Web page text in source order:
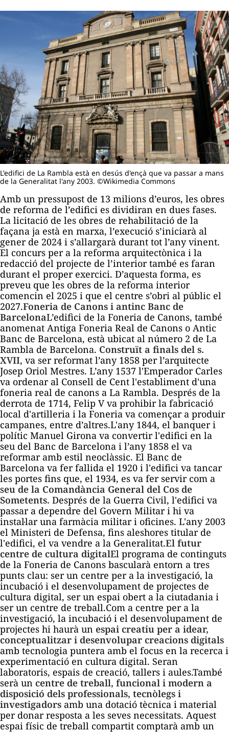
L'edifici de La Rambla està en desús d'ençà que va passar a mans
de la Generalitat l'any 2003. ©Wikimedia Commons
Amb un pressupost de 13 milions d’euros, les obres
de reforma de l’edifici es dividiran en dues fases.
La licitació de les obres de rehabilitació de la
façana ja està en marxa, l’execució s’iniciarà al
gener de 2024 i s’allargarà durant tot l’any vinent.
El concurs per a la reforma arquitectònica i la
redacció del projecte de l’interior també es faran
durant el proper exercici. D’aquesta forma, es
preveu que les obres de la reforma interior
comencin el 2025 i que el centre s’obri al públic el
2027.Foneria de Canons i antinc Banc de
BarcelonaL’edifici de la Foneria de Canons, també
anomenat Antiga Foneria Real de Canons o Antic
Banc de Barcelona, està ubicat al número 2 de La
Rambla de Barcelona. Construït a finals del s.
XVII, va ser reformat l’any 1858 per l’arquitecte
Josep Oriol Mestres. L’any 1537 l'Emperador Carles
va ordenar al Consell de Cent l'establiment d'una
foneria real de canons a La Rambla. Després de la
derrota de 1714, Felip V va prohibir la fabricació
local d'artilleria i la Foneria va començar a produir
campanes, entre d’altres.L'any 1844, el banquer i
polític Manuel Girona va convertir l'edifici en la
seu del Banc de Barcelona i l’any 1858 el va
reformar amb estil neoclàssic. El Banc de
Barcelona va fer fallida el 1920 i l'edifici va tancar
les portes fins que, el 1934, es va fer servir com a
seu de la Comandància General del Cos de
Sometents. Després de la Guerra Civil, l'edifici va
passar a dependre del Govern Militar i hi va
instal·lar una farmàcia militar i oficines. L'any 2003
el Ministeri de Defensa, fins aleshores titular de
l'edifici, el va vendre a la Generalitat.El futur
centre de cultura digitalEl programa de continguts
de la Foneria de Canons bascularà entorn a tres
punts clau: ser un centre per a la investigació, la
incubació i el desenvolupament de projectes de
cultura digital, ser un espai obert a la ciutadania i
ser un centre de treball.Com a centre per a la
investigació, la incubació i el desenvolupament de
projectes hi haurà un espai creatiu per a idear,
conceptualitzar i desenvolupar creacions digitals
amb tecnologia puntera amb el focus en la recerca i
experimentació en cultura digital. Seran
laboratoris, espais de creació, tallers i aules.També
serà un centre de treball, funcional i modern a
disposició dels professionals, tecnòlegs i
investigadors amb una dotació tècnica i material
per donar resposta a les seves necessitats. Aquest
espai físic de treball compartit comptarà amb un